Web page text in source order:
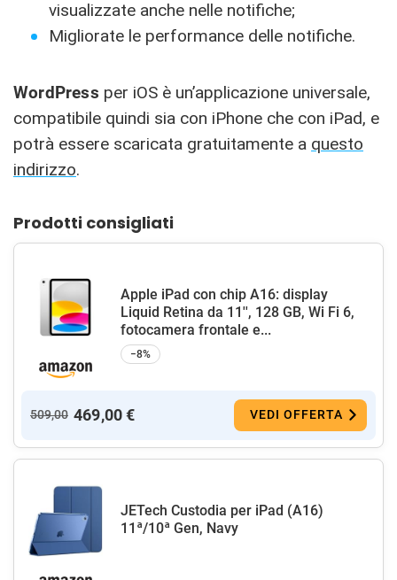
visualizzate anche nelle notifiche;
Migliorate le performance delle notifiche.
WordPress per iOS è un’applicazione universale,
compatibile quindi sia con iPhone che con iPad, e
potrà essere scaricata gratuitamente a questo
indirizzo.
Prodotti consigliati
Apple iPad con chip A16: display
Liquid Retina da 11'', 128 GB, Wi Fi 6,
fotocamera frontale e...
−8%
509,00 469,00 € VEDI OFFERTA
JETech Custodia per iPad (A16)
11ª/10ª Gen, Navy